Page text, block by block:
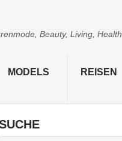
Beauty, Living,
MODELS REISEN